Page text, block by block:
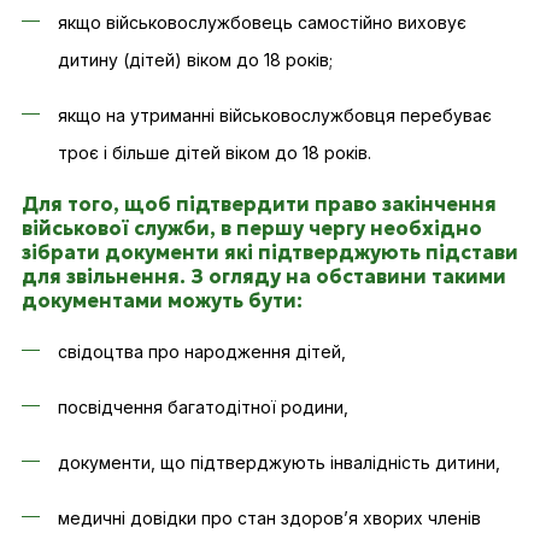
якщо військовослужбовець самостійно виховує
дитину (дітей) віком до 18 років;
якщо на утриманні військовослужбовця перебуває
троє і більше дітей віком до 18 років.
Для того, щоб підтвердити право закінчення
військової служби, в першу чергу необхідно
зібрати документи які підтверджують підстави
для звільнення. З огляду на обставини такими
документами можуть бути:
свідоцтва про народження дітей,
посвідчення багатодітної родини,
документи, що підтверджують інвалідність дитини,
медичні довідки про стан здоров’я хворих членів